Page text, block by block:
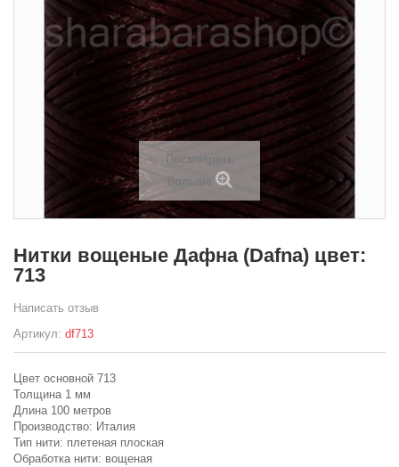
Посмотреть
больше
Нитки вощеные Дафна (Dafna) цвет:
713
Написать отзыв
Артикул: df713
Цвет основной 713
Толщина 1 мм
Длина 100 метров
Производство: Италия
Тип нити: плетеная плоская
Обработка нити: вощеная